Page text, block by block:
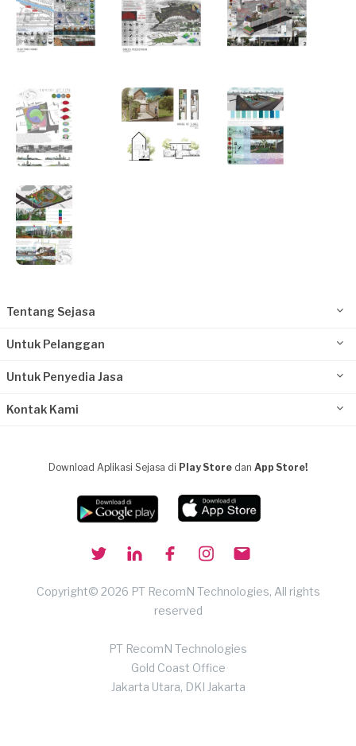
Tentang Sejasa
Untuk Pelanggan
Untuk Penyedia Jasa
Kontak Kami
Download Aplikasi Sejasa di Play Store dan App Store!
Copyright© 2026 PT RecomN Technologies, All rights
reserved
PT RecomN Technologies
Gold Coast Office
Jakarta Utara, DKI Jakarta